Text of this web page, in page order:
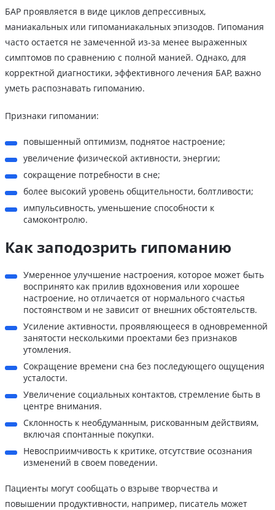
БАР проявляется в виде циклов депрессивных,
маниакальных или гипоманиакальных эпизодов. Гипомания
часто остается не замеченной из-за менее выраженных
симптомов по сравнению с полной манией. Однако, для
корректной диагностики, эффективного лечения БАР, важно
уметь распознавать гипоманию.
Признаки гипомании:
повышенный оптимизм, поднятое настроение;
увеличение физической активности, энергии;
сокращение потребности в сне;
более высокий уровень общительности, болтливости;
импульсивность, уменьшение способности к
самоконтролю.
Как заподозрить гипоманию
Умеренное улучшение настроения, которое может быть
воспринято как прилив вдохновения или хорошее
настроение, но отличается от нормального счастья
постоянством и не зависит от внешних обстоятельств.
Усиление активности, проявляющееся в одновременной
занятости несколькими проектами без признаков
утомления.
Сокращение времени сна без последующего ощущения
усталости.
Увеличение социальных контактов, стремление быть в
центре внимания.
Склонность к необдуманным, рискованным действиям,
включая спонтанные покупки.
Невосприимчивость к критике, отсутствие осознания
изменений в своем поведении.
Пациенты могут сообщать о взрыве творчества и
повышении продуктивности, например, писатель может